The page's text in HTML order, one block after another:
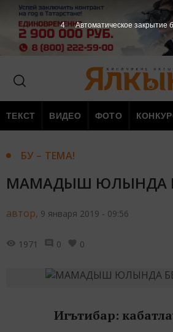
ТЕКСТ ВИДЕО ФОТО
БУ – ТЕМА!
МАМАДЫШ ЮЛЫНДА
автор, 9 января 2019 - 09:56
1971 0 0
Игътибар:
3 Автоматическое закрытие